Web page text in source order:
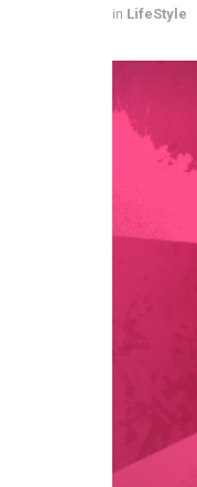
in LifeStyle